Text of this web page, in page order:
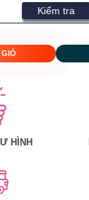
Kiểm tra
HÌNH